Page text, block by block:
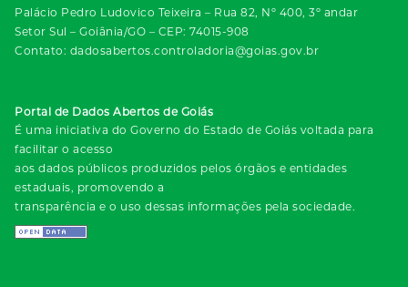
Palácio Pedro Ludovico Teixeira – Rua 82, Nº 400, 3º andar
Setor Sul – Goiânia/GO – CEP: 74015-908
Contato: dadosabertos.controladoria@goias.gov.br
Portal de Dados Abertos de Goiás
É uma iniciativa do Governo do Estado de Goiás voltada para
facilitar o acesso
aos dados públicos produzidos pelos órgãos e entidades
estaduais, promovendo a
transparência e o uso dessas informações pela sociedade.